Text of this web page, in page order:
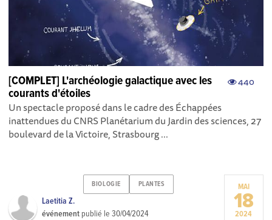
440
[COMPLET] L'archéologie galactique avec les
courants d'étoiles
Un spectacle proposé dans le cadre des Échappées
inattendues du CNRS Planétarium du Jardin des sciences, 27
boulevard de la Victoire, Strasbourg ...
BIOLOGIE PLANTES
Laetitia Z.
événement publié le30/04/2024
MAI
18
2024